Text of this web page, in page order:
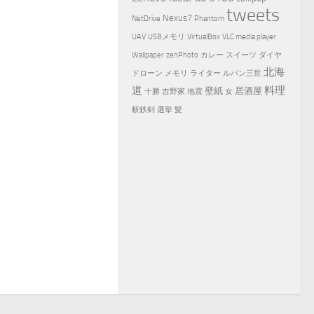
NetDrive Nexus7 Phantom tweets
UAV USBメモリ VirtualBox VLC media player
Wallpaper zenPhoto カレー スイーツ ダイヤ
ドローン メモリ ライター ルパン三世 北海
道 十勝 吉野家 地震 壁紙 女 居酒屋 料理
斬鉄剣 選挙 髪